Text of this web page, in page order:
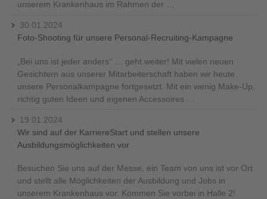
unserem Krankenhaus im Rahmen der …
30.01.2024
Foto-Shooting für unsere Personal-Recruiting-Kampagne
„Bei uns ist jeder anders“ … geht weiter! Mit vielen neuen
Gesichtern aus unserer Mitarbeiterschaft haben wir heute
unsere Personalkampagne fortgesetzt. Mit ein wenig Make-Up,
richtig guten Ideen und eigenen Accessoires …
19.01.2024
Wir sind auf der KarriereStart und stellen unsere
Ausbildungsmöglichkeiten vor
Besuchen Sie uns auf der Messe, ein Team von uns ist vor Ort
und stellt alle Möglichkeiten der Ausbildung und Jobs in
unserem Krankenhaus vor. Kommen Sie vorbei in Halle 2!